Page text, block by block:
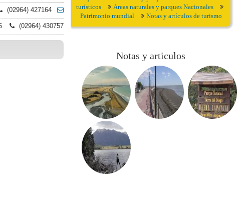
(02964) 427164
(02964) 430757
turísticos
Areas naturales y parques Nacionales
Patrimonio mundial
Notas y artículos de turismo
Notas y articulos